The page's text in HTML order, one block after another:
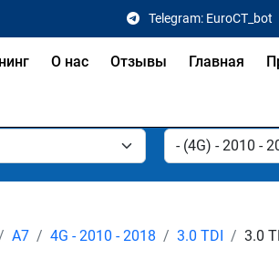
Telegram: EuroCT_bot
О нас Отзывы Главная
A7 4G - 2010 - 2018 3.0 TDI 3.0